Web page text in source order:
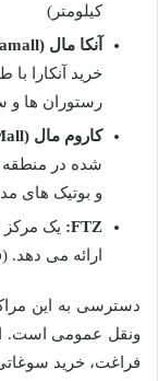
کیلومتر)
آنکا مال (Ankamall):
خرید آنکارا
رستوران ها و سینما.
کاروم مال (Karum Mall):
شده در منطقه
و بوتیک های مد
FTZ:
یک مرکز
ارائه می دهد.
دسترسی به این
ونقل عمومی است.
فراغت، خرید سوغاتی